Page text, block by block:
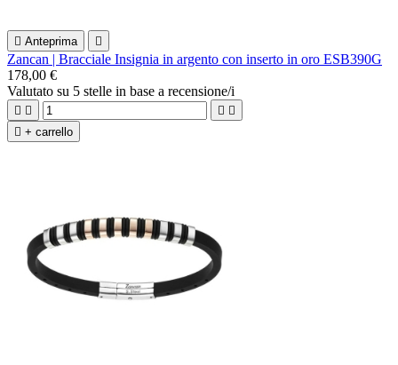
 Anteprima 
Zancan | Bracciale Insignia in argento con inserto in oro ESB390G
178,00 €
Valutato su 5 stelle in base a recensione/i
   
 + carrello